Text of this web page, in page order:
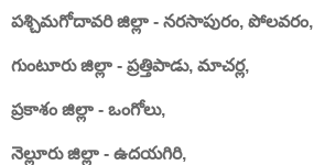
పశ్చిమగోదావరి జిల్లా - నరసాపురం, పోలవరం,
గుంటూరు జిల్లా - ప్రత్తిపాడు, మాచర్ల,
ప్రకాశం జిల్లా - ఒంగోలు,
నెల్లూరు జిల్లా - ఉదయగిరి,